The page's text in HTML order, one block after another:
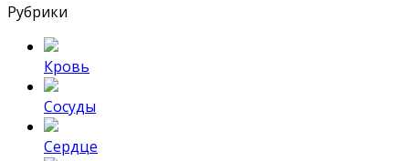
Рубрики
Кровь
Сосуды
Сердце